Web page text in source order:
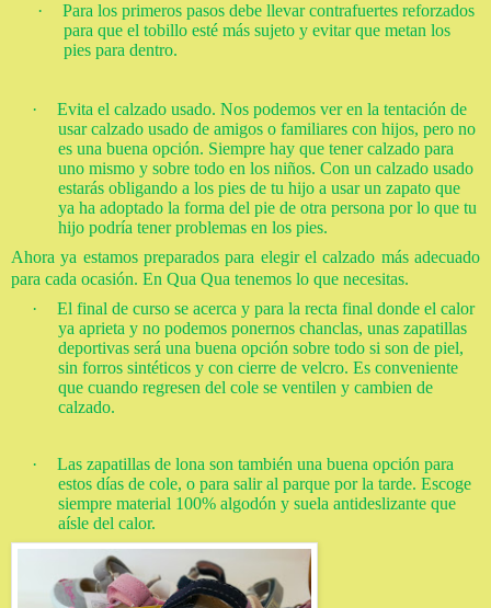
·
Para los primeros pasos debe llevar contrafuertes reforzados
para que el tobillo esté más sujeto y evitar que metan los
pies para dentro.
·
Evita el calzado usado. Nos podemos ver en la tentación de
usar calzado usado de amigos o familiares con hijos, pero no
es una buena opción. Siempre hay que tener calzado para
uno mismo y sobre todo en los niños. Con un calzado usado
estarás obligando a los pies de tu hijo a usar un zapato que
ya ha adoptado la forma del pie de otra persona por lo que tu
hijo podría tener problemas en los pies.
Ahora ya estamos preparados para elegir el calzado más adecuado
para cada ocasión. En Qua Qua tenemos lo que necesitas.
·
El final de curso se acerca y para la recta final donde el calor
ya aprieta y no podemos ponernos chanclas, unas zapatillas
deportivas será una buena opción sobre todo si son de piel,
sin forros sintéticos y con cierre de velcro. Es conveniente
que cuando regresen del cole se ventilen y cambien de
calzado.
·
Las zapatillas de lona son también una buena opción para
estos días de cole, o para salir al parque por la tarde. Escoge
siempre material 100% algodón y suela antideslizante que
aísle del calor.